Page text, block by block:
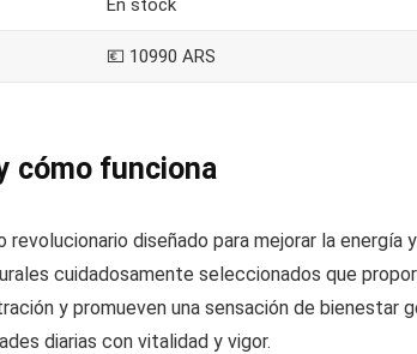
💶 10990 ARS
cómo funciona
revolucionario diseñado para mejorar la
cuidadosamente seleccionados que
y promueven una sensación de bienestar
diarias con vitalidad y vigor.